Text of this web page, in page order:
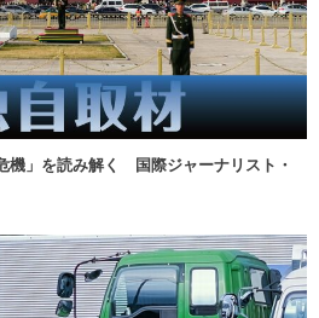
機」を読み解く 国際ジャーナリスト・